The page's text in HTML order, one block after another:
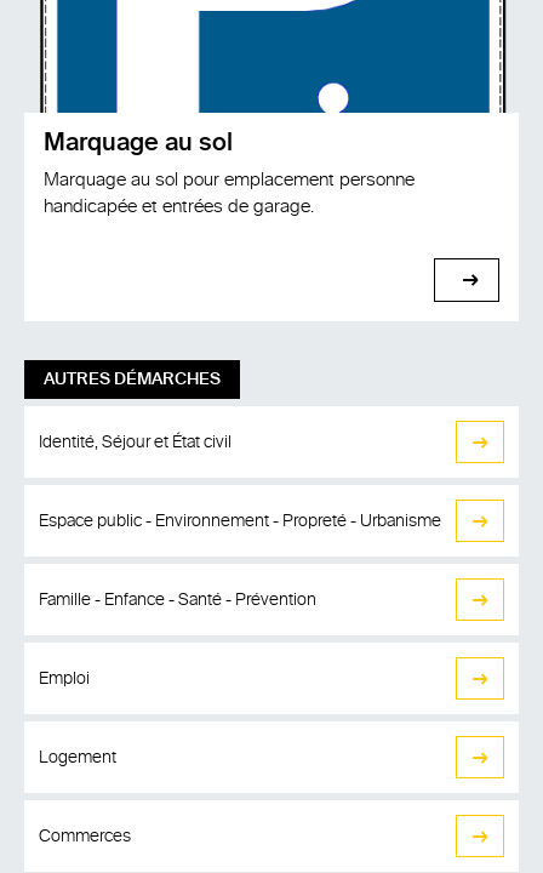
Marquage au sol
Marquage au sol pour emplacement personne
handicapée et entrées de garage.
voir
AUTRES DÉMARCHES
Identité, Séjour et État civil
Espace public - Environnement - Propreté - Urbanisme
Famille - Enfance - Santé - Prévention
Emploi
Logement
Commerces